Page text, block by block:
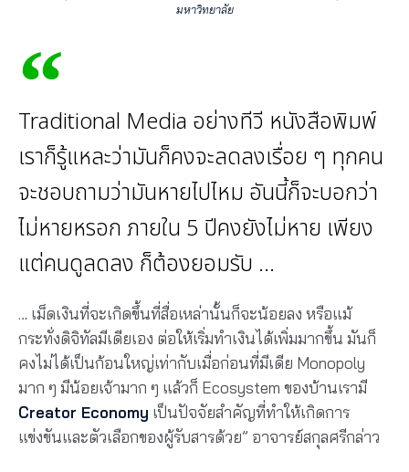
มหาวิทยาลัย
Traditional Media อย่างทีวี หนังสือพิมพ์
เราก็รู้แหละว่ามันก็คงจะลดลงเรื่อย ๆ ทุกคน
จะชอบถามว่ามันหายไปไหม อันนี้ก็จะบอกว่า
ไม่หายหรอก ภายใน 5 ปีคงยังไม่หาย เพียง
แต่คนดูลดลง ก็ต้องยอมรับ ...
… เม็ดเงินที่จะเกิดขึ้นที่สื่อเหล่านั้นก็จะน้อยลง หรือแม้
กระทั่งดิจิทัลมีเดียเอง ต่อให้เริ่มทําเงินได้เพิ่มมากขึ้น มันก็
คงไม่ได้เป็นก้อนใหญ่เท่ากับเมื่อก่อนที่มีเดีย Monopoly
มาก ๆ มีน้อยเจ้ามาก ๆ แล้วก็ Ecosystem ของบ้านเรามี
Creator Economy เป็นปัจจัยสำคัญที่ทำให้เกิดการ
แข่งขันและตัวเลือกของผู้รับสารด้วย” อาจารย์สกุลศรีกล่าว